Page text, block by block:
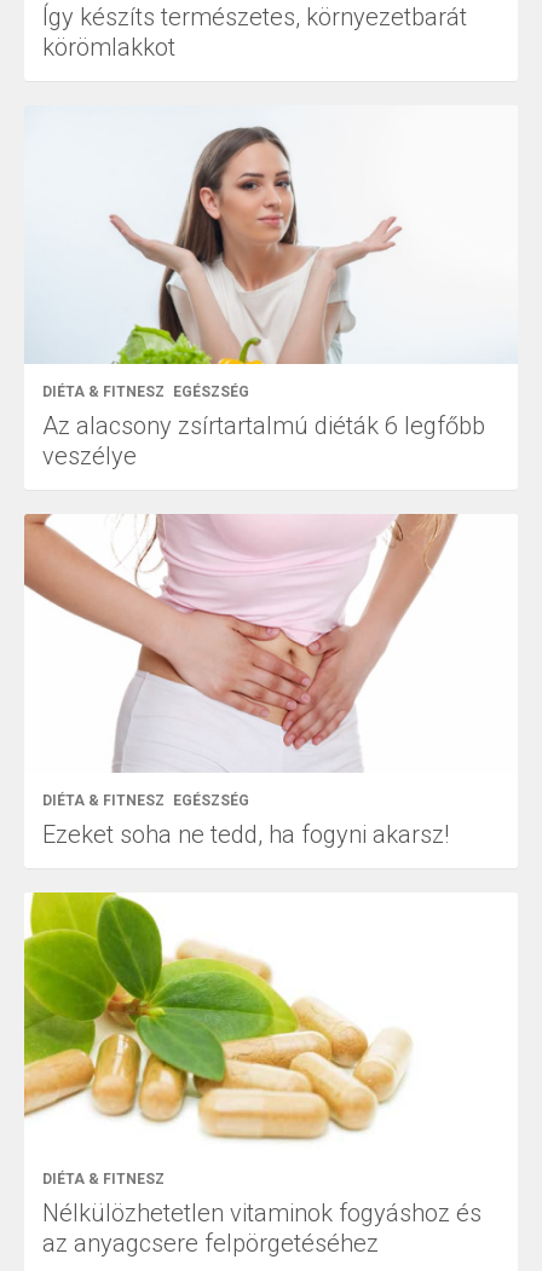
Így készíts természetes, környezetbarát
körömlakkot
DIÉTA & FITNESZ EGÉSZSÉG
Az alacsony zsírtartalmú diéták 6 legfőbb
veszélye
DIÉTA & FITNESZ EGÉSZSÉG
Ezeket soha ne tedd, ha fogyni akarsz!
DIÉTA & FITNESZ
Nélkülözhetetlen vitaminok fogyáshoz és
az anyagcsere felpörgetéséhez